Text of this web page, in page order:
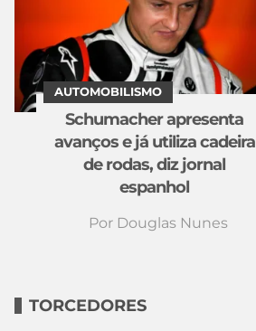
Schumacher apresenta
avanços e já utiliza cadeira
de rodas, diz jornal
espanhol
Por Douglas Nunes
AUTOMOBILISMO
TORCEDORES